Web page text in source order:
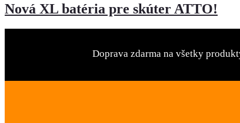
Nová XL batéria pre skúter ATTO!
Doprava zdarma na všetky